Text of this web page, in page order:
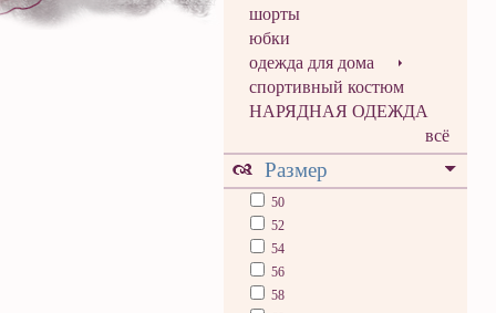
шорты
юбки
одежда для дома
спортивный костюм
НАРЯДНАЯ ОДЕЖДА
всё
Размер
50
52
54
56
58